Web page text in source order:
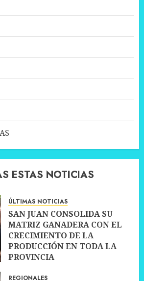
ESTAS NOTICIAS
ÚLTIMAS NOTICIAS
SAN JUAN CONSOLIDA SU
MATRIZ GANADERA CON EL
CRECIMIENTO DE LA
PRODUCCIÓN EN TODA LA
PROVINCIA
REGIONALES